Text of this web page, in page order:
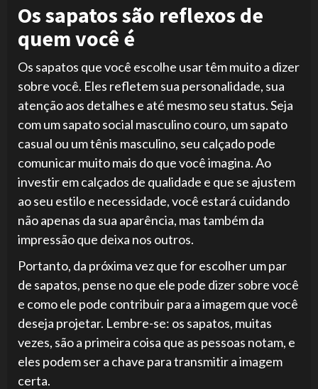
Os sapatos são reflexos de
quem você é
Os sapatos que você escolhe usar têm muito a dizer
sobre você. Eles refletem sua personalidade, sua
atenção aos detalhes e até mesmo seu status. Seja
com um sapato social masculino couro, um sapato
casual ou um tênis masculino, seu calçado pode
comunicar muito mais do que você imagina. Ao
investir em calçados de qualidade e que se ajustem
ao seu estilo e necessidade, você estará cuidando
não apenas da sua aparência, mas também da
impressão que deixa nos outros.
Portanto, da próxima vez que for escolher um par
de sapatos, pense no que ele pode dizer sobre você
e como ele pode contribuir para a imagem que você
deseja projetar. Lembre-se: os sapatos, muitas
vezes, são a primeira coisa que as pessoas notam, e
eles podem ser a chave para transmitir a imagem
certa.